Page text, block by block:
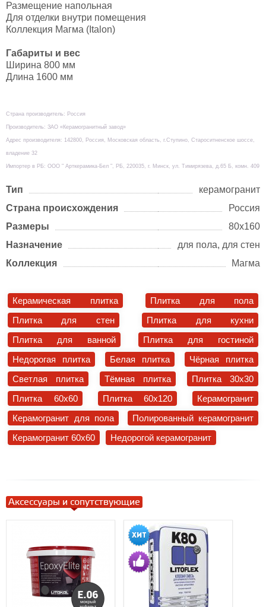
Размещение напольная
Для отделки внутри помещения
Коллекция Магма (Italon)
Габариты и вес
Ширина 800 мм
Длина 1600 мм
Страна производитель: Россия
Производитель: ЗАО «Керамогранитный завод»
Адрес производителя: 142800, Россия, Московская область, г.Ступино, Староситненское шоссе,
владение 32
Импортер в РБ: ООО " Арткерамика-Бел ", РБ, 220035, г. Минск, ул. Тимирязева, д.65 Б, комн. 409
Тип
керамогранит
Страна происхождения
Россия
Размеры
80х160
Назначение
для пола, для стен
Коллекция
Магма
Керамическая плитка
Плитка для пола
Плитка для стен
Плитка для кухни
Плитка для ванной
Плитка для гостиной
Недорогая плитка
Белая плитка
Чёрная плитка
Светлая плитка
Тёмная плитка
Плитка 30x30
Плитка 60x60
Плитка 60x120
Керамогранит
Керамогранит для пола
Полированный керамогранит
Керамогранит 60x60
Недорогой керамогранит
Аксессуары и сопутствующие